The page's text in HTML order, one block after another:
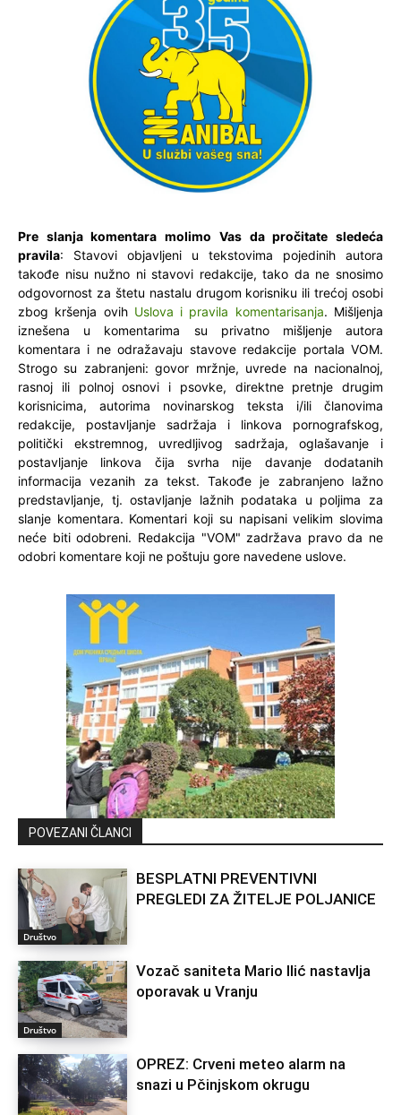
Pre slanja komentara molimo Vas da pročitate sledeća
pravila: Stavovi objavljeni u tekstovima pojedinih autora
takođe nisu nužno ni stavovi redakcije, tako da ne snosimo
odgovornost za štetu nastalu drugom korisniku ili trećoj osobi
zbog kršenja ovih Uslova i pravila komentarisanja. Mišljenja
iznešena u komentarima su privatno mišljenje autora
komentara i ne odražavaju stavove redakcije portala VOM.
Strogo su zabranjeni: govor mržnje, uvrede na nacionalnoj,
rasnoj ili polnoj osnovi i psovke, direktne pretnje drugim
korisnicima, autorima novinarskog teksta i/ili članovima
redakcije, postavljanje sadržaja i linkova pornografskog,
politički ekstremnog, uvredljivog sadržaja, oglašavanje i
postavljanje linkova čija svrha nije davanje dodatanih
informacija vezanih za tekst. Takođe je zabranjeno lažno
predstavljanje, tj. ostavljanje lažnih podataka u poljima za
slanje komentara. Komentari koji su napisani velikim slovima
neće biti odobreni. Redakcija "VOM" zadržava pravo da ne
odobri komentare koji ne poštuju gore navedene uslove.
POVEZANI ČLANCI
Društvo
BESPLATNI PREVENTIVNI
PREGLEDI ZA ŽITELJE POLJANICE
Društvo
Vozač saniteta Mario Ilić nastavlja
oporavak u Vranju
OPREZ: Crveni meteo alarm na
snazi u Pčinjskom okrugu